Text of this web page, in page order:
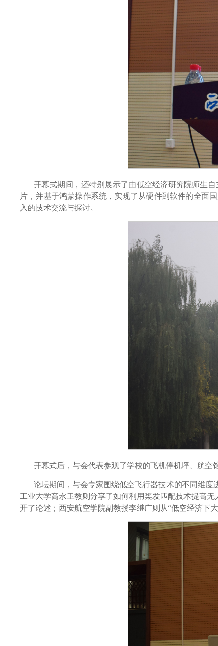
开幕式期间，还特别展示了由低空经济研究院师生
片，并基于鸿蒙操作系统，实现了从硬件到软件的全面
入的技术交流与探讨。
开幕式后，与会代表参观了学校的飞机停机坪、航
论坛期间，与会专家围绕低空飞行器技术的不同维
工业大学高永卫教则分享了如何利用桨发匹配技术提高
开了论述；西安航空学院副教授李继广则从“低空经济下